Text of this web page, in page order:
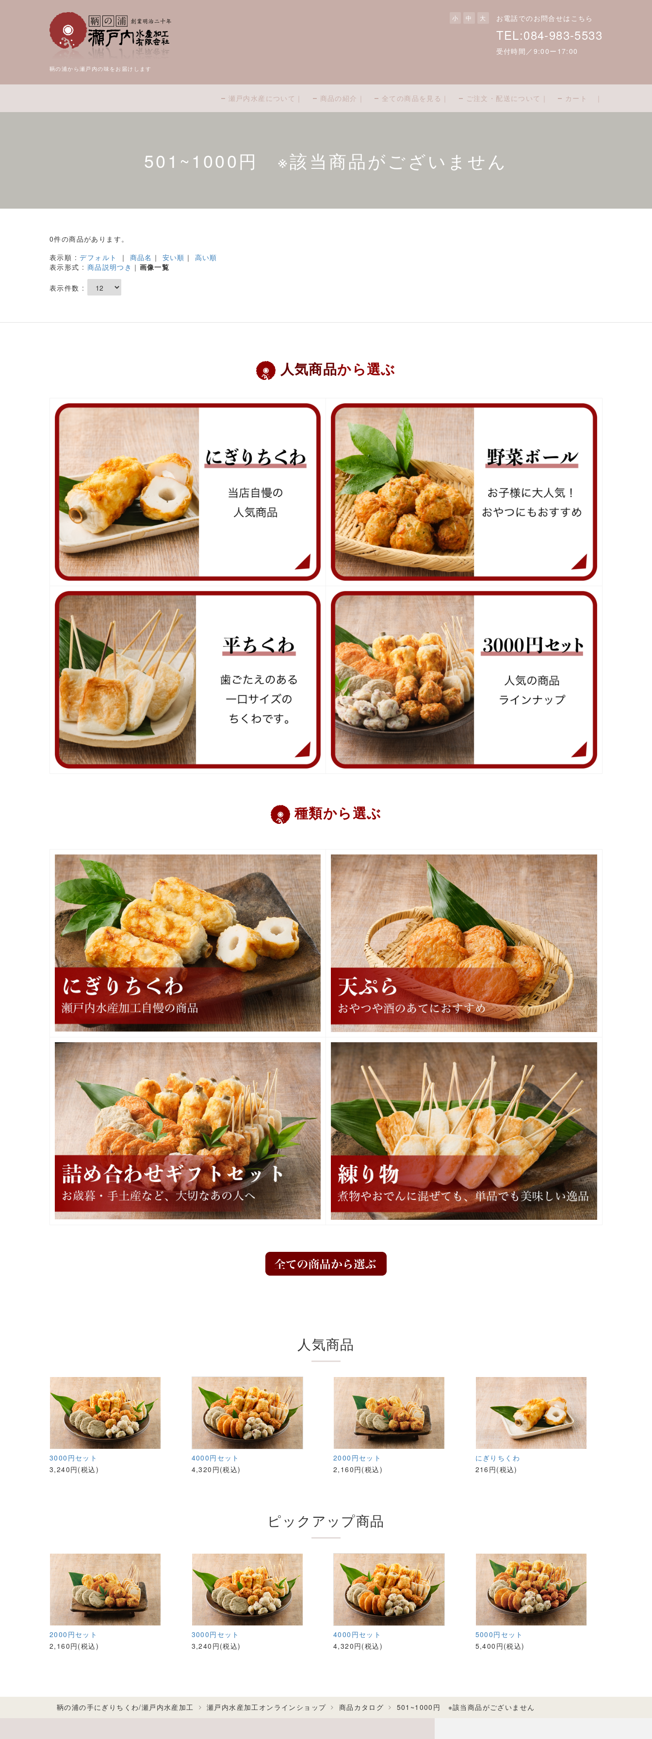
鞆の浦から瀬戸内の味をお届けします
お電話でのお問合せはこちら
TEL:084-983-5533
受付時間／9:00ー17:00
小 中 大
瀬戸内水産について｜ 商品の紹介｜ 全ての商品を見る｜ ご注文・配送について｜ カート ｜
501~1000円 ※該当商品がございません
0件の商品があります。
表示順 :デフォルト ｜ 商品名 ｜ 安い順 ｜ 高い順
表示形式 : 商品説明つき ｜ 画像一覧
表示件数 :
人気商品から選ぶ
種類から選ぶ
人気商品
3000円セット
3,240円(税込)
4000円セット
4,320円(税込)
2000円セット
2,160円(税込)
にぎりちくわ
216円(税込)
ピックアップ商品
2000円セット
2,160円(税込)
3000円セット
3,240円(税込)
4000円セット
4,320円(税込)
5000円セット
5,400円(税込)
鞆の浦の手にぎりちくわ/瀬戸内水産加工 瀬戸内水産加工オンラインショップ 商品カタログ 501~1000円 ※該当商品がございません